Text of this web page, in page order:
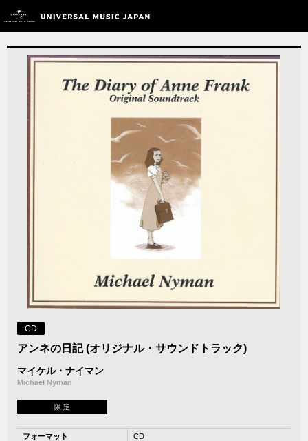
CD
アンネの日記 (オリジナル・サウンドトラック)
マイケル・ナイマン
Michael Nyman
限 定
フォーマット
CD